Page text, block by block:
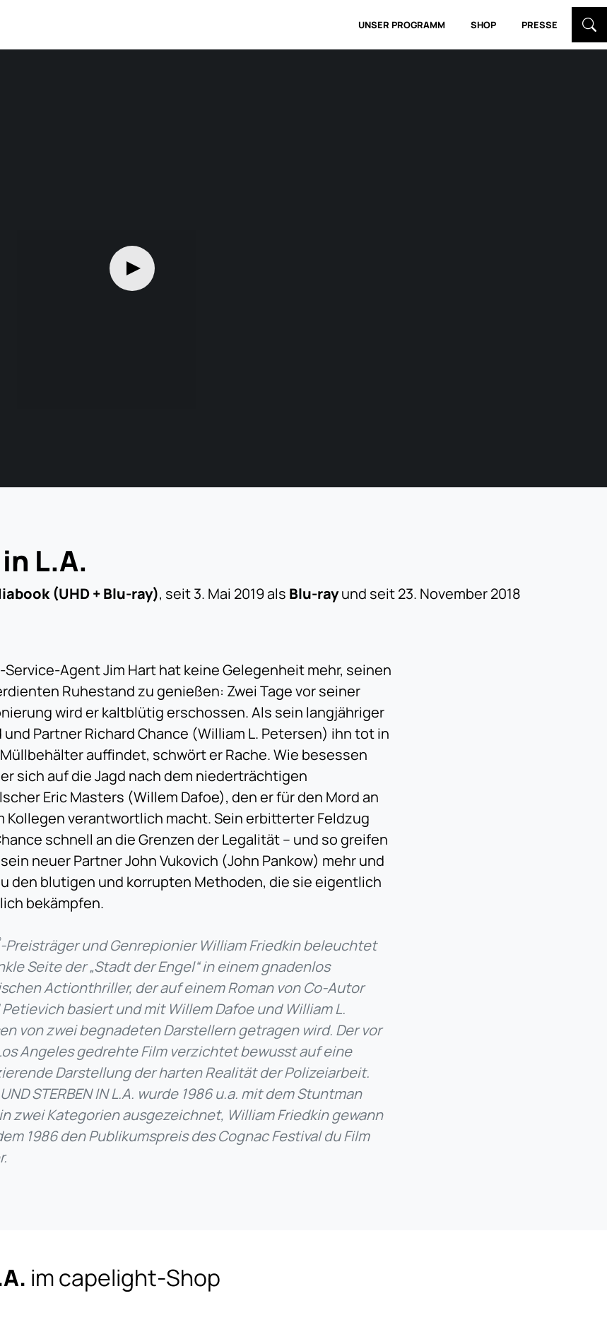
UNSER PROGRAMM SHOP PRESSE
L.A.
(UHD + Blu-ray), seit 3. Mai 2019 als Blu-rayund seit 23. November 2018
Agent Jim Hart hat keine Gelegenheit mehr, seinen
Ruhestand zu genießen: Zwei Tage vor seiner
wird er kaltblütig erschossen. Als sein langjähriger
und Partner Richard Chance (William L. Petersen) ihn tot in
auffindet, schwört er Rache. Wie besessen
sich auf die Jagd nach dem niederträchtigen
Eric Masters (Willem Dafoe), den er für den Mord an
Kollegen verantwortlich macht. Sein erbitterter Feldzug
schnell an die Grenzen der Legalität – und so greifen
neuer Partner John Vukovich (John Pankow) mehr und
den blutigen und korrupten Methoden, die sie eigentlich
bekämpfen.
-Preisträger und Genrepionier William Friedkin beleuchtet
Seite der „Stadt der Engel“ in einem gnadenlos
Actionthriller, der auf einem Roman von Co-Autor
Petievich basiert und mit Willem Dafoe und William L.
von zwei begnadeten Darstellern getragen wird. Der vor
Angeles gedrehte Film verzichtet bewusst auf eine
Darstellung der harten Realität der Polizeiarbeit.
UND STERBEN IN L.A. wurde 1986 u.a. mit dem Stuntman
zwei Kategorien ausgezeichnet, William Friedkin gewann
1986 den Publikumspreis des Cognac Festival du Film
im capelight-Shop